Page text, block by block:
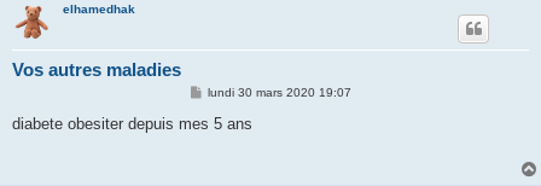
elhamedhak
Vos autres maladies
M
s
lundi 30 mars 2020 19:07
diabete obesiter depuis mes 5 ans